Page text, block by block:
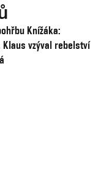
Knížáka:
vzýval rebelství